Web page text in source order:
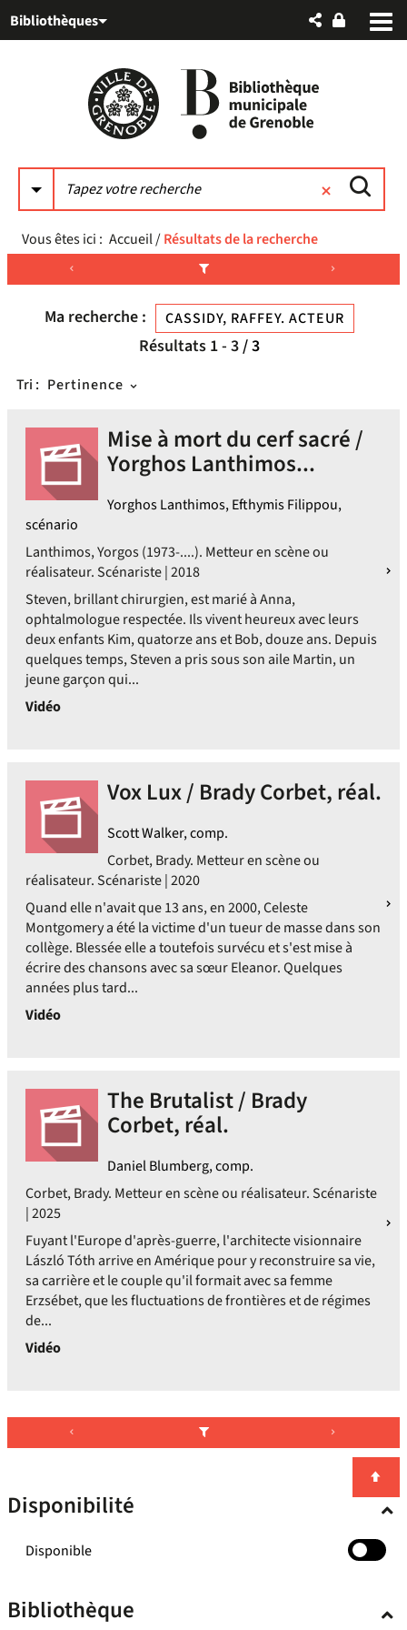
au
auBibliothèques
Vous êtes ici : Accueil/Résultats de la recherche
Ma recherche : CASSIDY, RAFFEY. ACTEUR
Résultats 1- 3/ 3
Tri : Pertinence
Mise à mort du cerf sacré /
Yorghos Lanthimos...
Yorghos Lanthimos, Efthymis Filippou,
scénario
Lanthimos, Yorgos (1973-....). Metteur en scène ou
réalisateur. Scénariste | 2018
Steven, brillant chirurgien, est marié à Anna,
ophtalmologue respectée. Ils vivent heureux avec leurs
deux enfants Kim, quatorze ans et Bob, douze ans. Depuis
quelques temps, Steven a pris sous son aile Martin, un
jeune garçon qui...
Vidéo
Vox Lux / Brady Corbet, réal.
Scott Walker, comp.
Corbet, Brady. Metteur en scène ou
réalisateur. Scénariste | 2020
Quand elle n'avait que 13 ans, en 2000, Celeste
Montgomery a été la victime d'un tueur de masse dans son
collège. Blessée elle a toutefois survécu et s'est mise à
écrire des chansons avec sa sœur Eleanor. Quelques
années plus tard...
Vidéo
The Brutalist / Brady
Corbet, réal.
Daniel Blumberg, comp.
Corbet, Brady. Metteur en scène ou réalisateur. Scénariste
| 2025
Fuyant l'Europe d'après-guerre, l'architecte visionnaire
László Tóth arrive en Amérique pour y reconstruire sa vie,
sa carrière et le couple qu'il formait avec sa femme
Erzsébet, que les fluctuations de frontières et de régimes
de...
Vidéo
Disponibilité
Disponible
-
ajouter
Bibliothèque